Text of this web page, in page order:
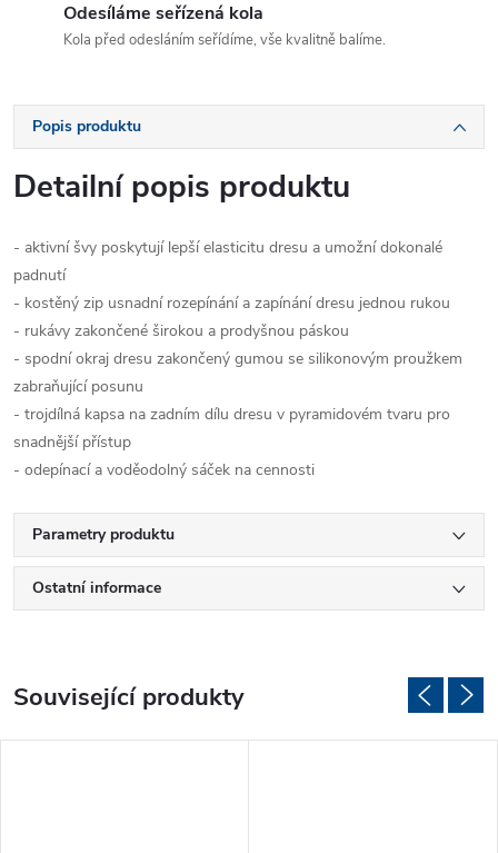
Odesíláme seřízená kola
Kola před odesláním seřídíme, vše kvalitně balíme.
Popis produktu
Detailní popis produktu
- aktivní švy poskytují lepší elasticitu dresu a umožní dokonalé
padnutí
- kostěný zip usnadní rozepínání a zapínání dresu jednou rukou
- rukávy zakončené širokou a prodyšnou páskou
- spodní okraj dresu zakončený gumou se silikonovým proužkem
zabraňující posunu
- trojdílná kapsa na zadním dílu dresu v pyramidovém tvaru pro
snadnější přístup
- odepínací a voděodolný sáček na cennosti
Parametry produktu
Ostatní informace
Související produkty